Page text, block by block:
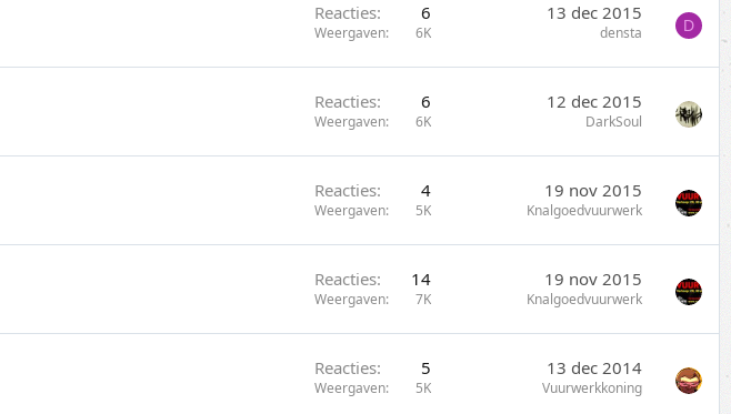
Reacties 6
Weergaven 6K
13 dec 2015
densta D
Reacties 6
Weergaven 6K
12 dec 2015
DarkSoul
Reacties 4
Weergaven 5K
19 nov 2015
Knalgoedvuurwerk
Reacties 14
Weergaven 7K
19 nov 2015
Knalgoedvuurwerk
Reacties 5
Weergaven 5K
13 dec 2014
Vuurwerkkoning